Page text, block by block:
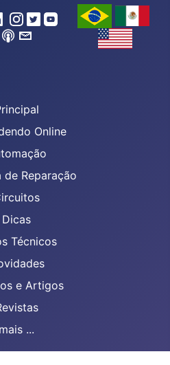
Online
de Reparação
Dicas
Técnicos
e Artigos
mais ...